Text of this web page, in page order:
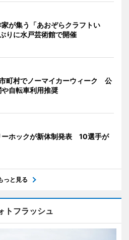
が集う「あおぞらクラフトい
りに水戸芸術館で開催
町村でノーマイカーウィーク 公
自転車利用推奨
ーホックが新体制発表 10選手が
っと見る
トフラッシュ